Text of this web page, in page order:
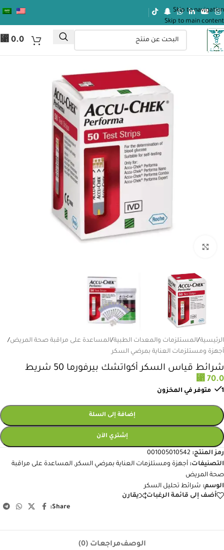
Skip to navigation
Skip to main content
⃁0.0
الرئيسية/المستلزمات والمعدات الطبية/المساعدة على مراقبة صحة المريض/
أجهزة ومستلزمات العناية بمرضي السكر
شرائط قياس السكر أكواتشك بيرفورما 50 شريط
⃁ 70.0
1 متوفر في المخزون
إضافة إلى السلة
إشتري الآن
رمز المنتج: 001005010542
التصنيفات: أجهزة ومستلزمات العناية بمرضي السكر, المساعدة على مراقبة
صحة المريض
الوسم: شرائط تحليل السكر
أضف إلى قائمة الرغبات
يقارن
Share:
الوصفمراجعات (0)